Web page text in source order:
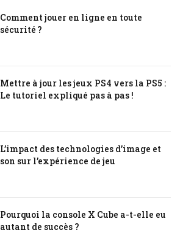
Comment jouer en ligne en toute
sécurité ?
Mettre à jour les jeux PS4 vers la PS5 :
Le tutoriel expliqué pas à pas !
L’impact des technologies d’image et
son sur l’expérience de jeu
Pourquoi la console X Cube a-t-elle eu
autant de succès ?